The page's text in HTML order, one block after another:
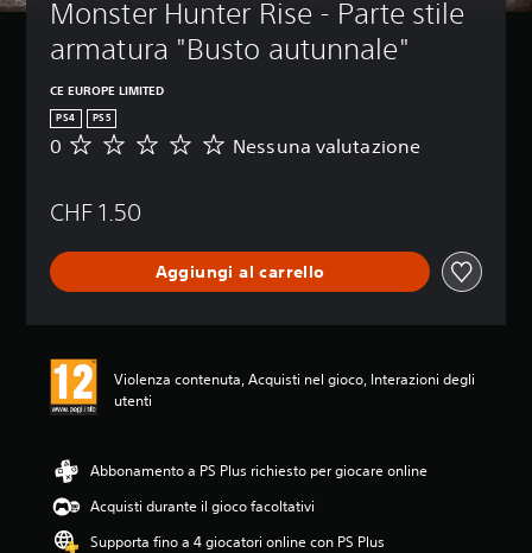
Monster Hunter Rise - Parte stile
armatura "Busto autunnale"
CE EUROPE LIMITED
PS4 PS5
N
s
n
a
u
a
o
e
0 Nessuna valutazione
CHF 1.50
Aggiungi al carrello
Violenza contenuta, Acquisti nel gioco, Interazioni degli
utenti
Abbonamento a PS Plus richiesto per giocare online
Acquisti durante il gioco facoltativi
Supporta fino a 4 giocatori online con PS Plus